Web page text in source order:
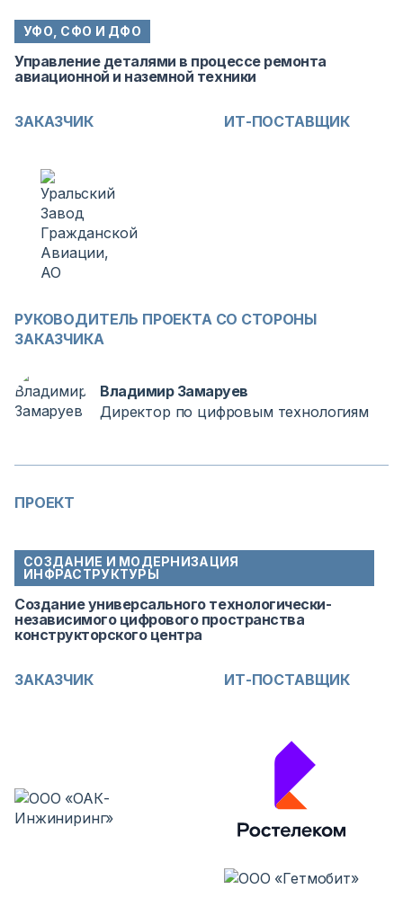
УФО, СФО И ДФО
Управление деталями в процессе ремонта
авиационной и наземной техники
ЗАКАЗЧИК ИТ-ПОСТАВЩИК
РУКОВОДИТЕЛЬ ПРОЕКТА СО СТОРОНЫ
ЗАКАЗЧИКА
Владимир Замаруев
Директор по цифровым технологиям
ПРОЕКТ
СОЗДАНИЕ И МОДЕРНИЗАЦИЯ
ИНФРАСТРУКТУРЫ
Создание универсального технологически-
независимого цифрового пространства
конструкторского центра
ЗАКАЗЧИК ИТ-ПОСТАВЩИК